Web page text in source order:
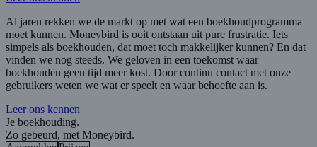
Al jaren rekken we de markt op met wat een boekhoudprogramma
moet kunnen. Moneybird is ooit ontstaan uit pure frustratie. Iets
simpels als boekhouden, dat moet toch makkelijker kunnen? En dat
vinden we nog steeds. We geloven in een toekomst waar
boekhouden geen tijd meer kost. Door continu contact met onze
gebruikers weten we wat er speelt en waar behoefte aan is.
Leer ons kennen